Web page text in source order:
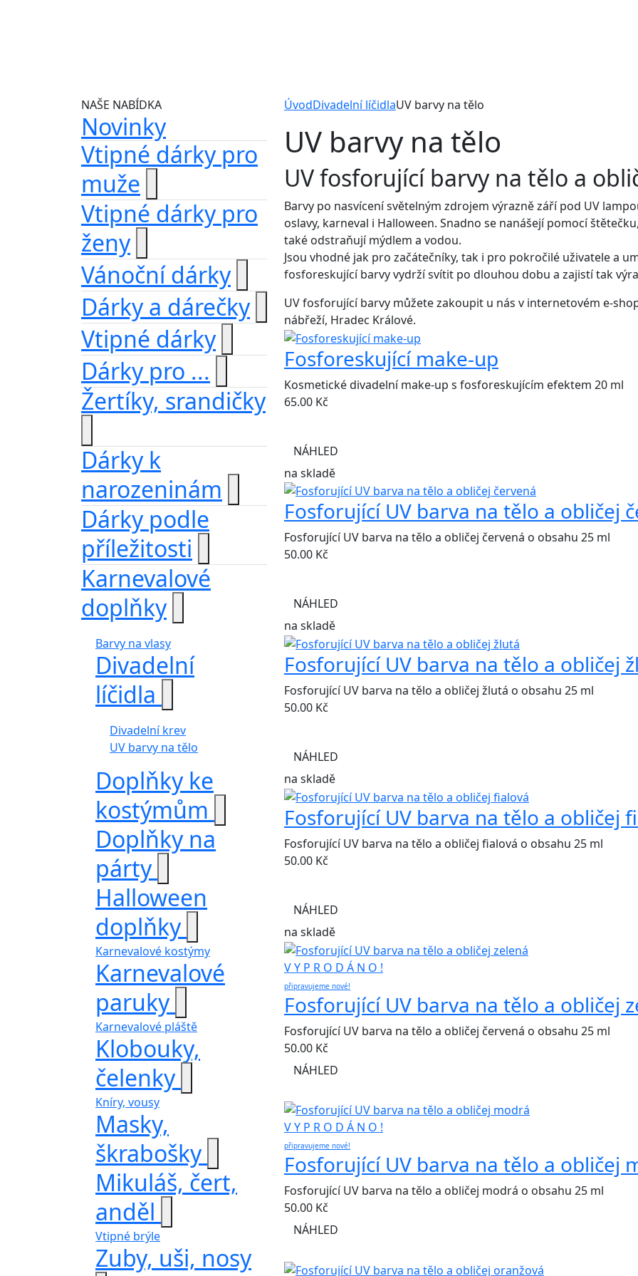
NAŠE NABÍDKA
Novinky
Vtipné dárky pro
muže
Vtipné dárky pro
ženy
Vánoční dárky
Dárky a dárečky
Vtipné dárky
Dárky pro ...
Žertíky, srandičky
Dárky k
narozeninám
Dárky podle
příležitosti
Karnevalové
doplňky
Barvy na vlasy
Divadelní
líčidla
Divadelní krev
UV barvy na tělo
Doplňky ke
kostýmům
Doplňky na
párty
Halloween
doplňky
Karnevalové kostýmy
Karnevalové
paruky
Karnevalové pláště
Klobouky,
čelenky
Kníry, vousy
Masky,
škrabošky
Mikuláš, čert,
anděl
Vtipné brýle
Zuby, uši, nosy
ÚvodDivadelní líčidlaUV barvy na tělo
UV barvy na tělo
UV fosforující barvy na tělo a
Barvy po nasvícení světelným zdrojem výrazně září pod UV
oslavy, karneval i Halloween. Snadno se nanášejí pomocí
také odstraňují mýdlem a vodou.
Jsou vhodné jak pro začátečníky, tak i pro pokročilé uživatele a
fosforeskující barvy vydrží svítit po dlouhou dobu a zajistí tak
UV fosforující barvy můžete zakoupit u nás v internetovém e-
nábřeží, Hradec Králové.
Fosforeskující make-up
Kosmetické divadelní make-up s fosforeskujícím efektem 20 ml
65.00 Kč
NÁHLED
na skladě
Fosforující UV barva na tělo a obličej
Fosforující UV barva na tělo a obličej červená o obsahu 25 ml
50.00 Kč
NÁHLED
na skladě
Fosforující UV barva na tělo a obličej
Fosforující UV barva na tělo a obličej žlutá o obsahu 25 ml
50.00 Kč
NÁHLED
na skladě
Fosforující UV barva na tělo a obličej
Fosforující UV barva na tělo a obličej fialová o obsahu 25 ml
50.00 Kč
NÁHLED
na skladě
V Y P R O D Á N O !
připravujeme nové!
Fosforující UV barva na tělo a obličej
Fosforující UV barva na tělo a obličej červená o obsahu 25 ml
50.00 Kč
NÁHLED
V Y P R O D Á N O !
připravujeme nové!
Fosforující UV barva na tělo a obličej
Fosforující UV barva na tělo a obličej modrá o obsahu 25 ml
50.00 Kč
NÁHLED